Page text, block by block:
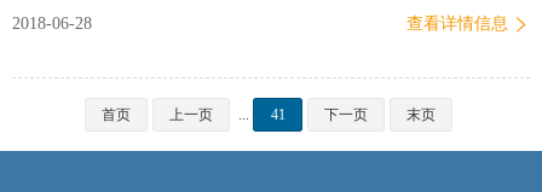
2018-06-28 查看详情信息
首页 上一页 ... 41 下一页 末页